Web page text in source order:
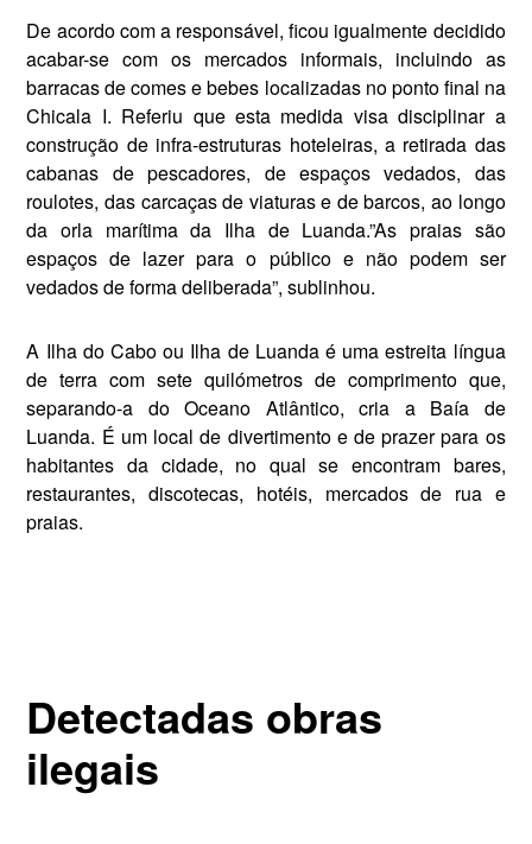
De acordo com a responsável, ficou igualmente decidido
acabar-se com os mercados informais, incluindo as
barracas de comes e bebes localizadas no ponto final na
Chicala I. Re­feriu que esta medida visa discipli­nar a
construção de infra-estruturas hoteleiras, a retirada das
cabanas de pescadores, de espaços vedados, das
roulotes, das carcaças de viaturas e de barcos, ao longo
da orla marítima da Ilha de Luanda.”As praias são
espaços de lazer para o público e não podem ser
vedados de forma deliberada”, sublinhou.
A Ilha do Cabo ou Ilha de Luanda é uma estreita língua
de terra com se­te quilómetros de comprimento que,
separando-a do Oceano Atlântico, cria a Baía de
Luanda. É um local de divertimento e de prazer para os
ha­bitantes da cidade, no qual se en­contram bares,
restaurantes, disco­tecas, hotéis, mercados de rua e
praias.
Detectadas obras
ilegais